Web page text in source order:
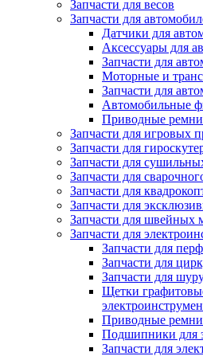
Запчасти для весов
Запчасти для
Датчики для
Аксессуары для
Запчасти для
Моторные и
Запчасти для
Автомобильные
Приводные ремни
Запчасти для игровых
Запчасти для
Запчасти для
Запчасти для
Запчасти для
Запчасти для
Запчасти для швейных
Запчасти для
Запчасти для
Запчасти для
Запчасти для
Щетки
Приводные ремни
Подшипники для
Запчасти для